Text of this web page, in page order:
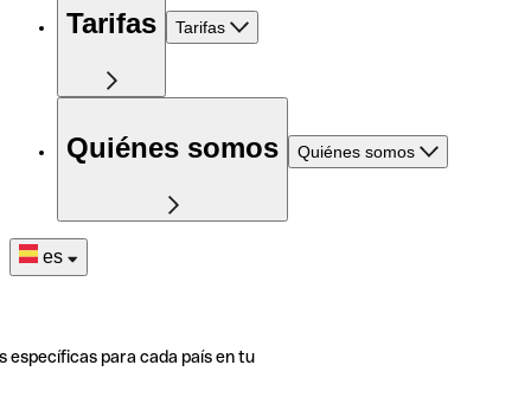
Tarifas Tarifas
Quiénes somos Quiénes somos
es
específicas para cada país en tu